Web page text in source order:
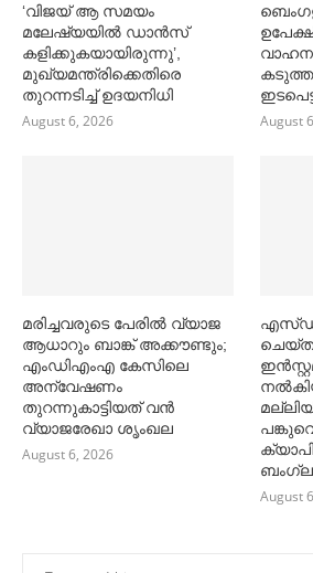
‘വിജയ് ആ സമയം
മലേഷ്യയില്‍ ഡാൻസ്
കളിക്കുകയായിരുന്നു’,
മുഖ്യമന്ത്രിക്കെതിരെ
തുറന്നടിച്ച്‌ ഉദയനിധി
August 6, 2026
കടുത്ത
August
മരിച്ചവരുടെ പേരിൽ വ്യാജ
ആധാറും ബാങ്ക് അക്കൗണ്ടും;
എംഡിഎംഎ കേസിലെ
അന്വേഷണം
തുറന്നുകാട്ടിയത് വൻ
വ്യാജരേഖാ ശൃംഖല
August 6, 2026
August